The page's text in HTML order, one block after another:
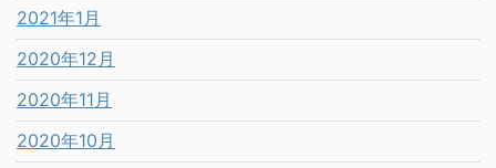
2021年1月
2020年12月
2020年11月
2020年10月